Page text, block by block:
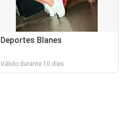
Deportes Blanes
Válido durante 10 días